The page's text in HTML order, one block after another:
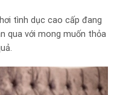
tình dục cao cấp đang
qua với mong muốn thỏa